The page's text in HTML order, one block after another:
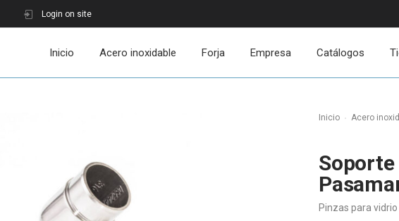
Login on site
Inicio Acero inoxidable Forja Empresa Catálogos
Inicio Acero
Soporte
Pinzas para vidrio